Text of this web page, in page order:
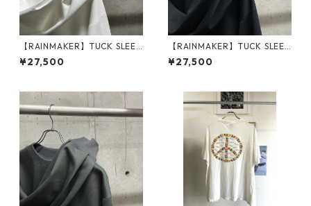
【RAINMAKER】TUCK SLEEV
E LONG TEE_WHITE
¥27,500
【RAINMAKER】TUCK SLEEV
E LONG TEE_BLACK
¥27,500